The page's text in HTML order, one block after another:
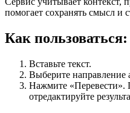
помогает сохранять смысл и
Как
Вставьте текст.
Выберите
Нажмите «Перевести».
отредактируйте